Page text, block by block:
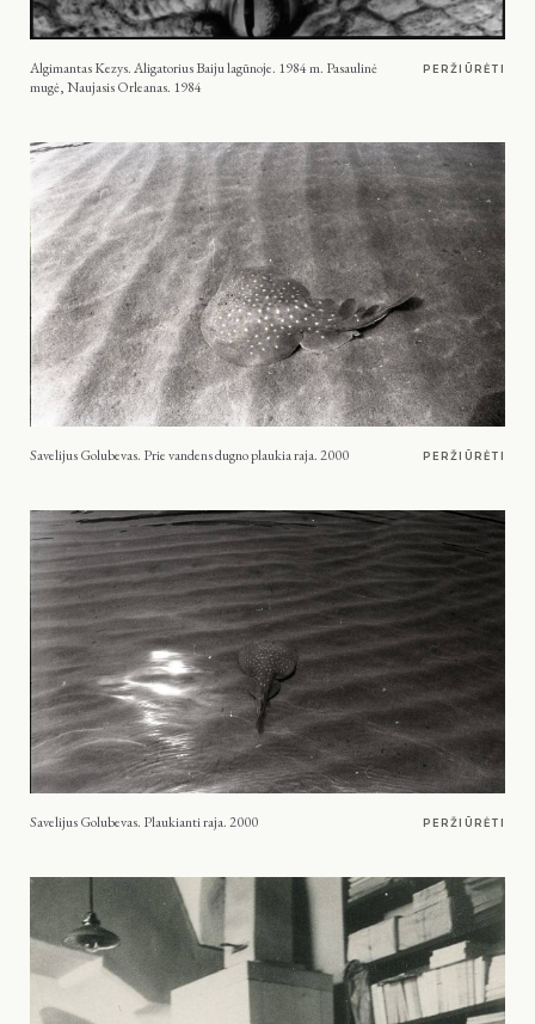
Algimantas Kezys. Aligatorius Baiju lagūnoje. 1984 m. Pasaulinė
mugė, Naujasis Orleanas. 1984
PERŽIŪRĖTI
Savelijus Golubevas. Prie vandens dugno plaukia raja. 2000 PERŽIŪRĖTI
Savelijus Golubevas. Plaukianti raja. 2000 PERŽIŪRĖTI